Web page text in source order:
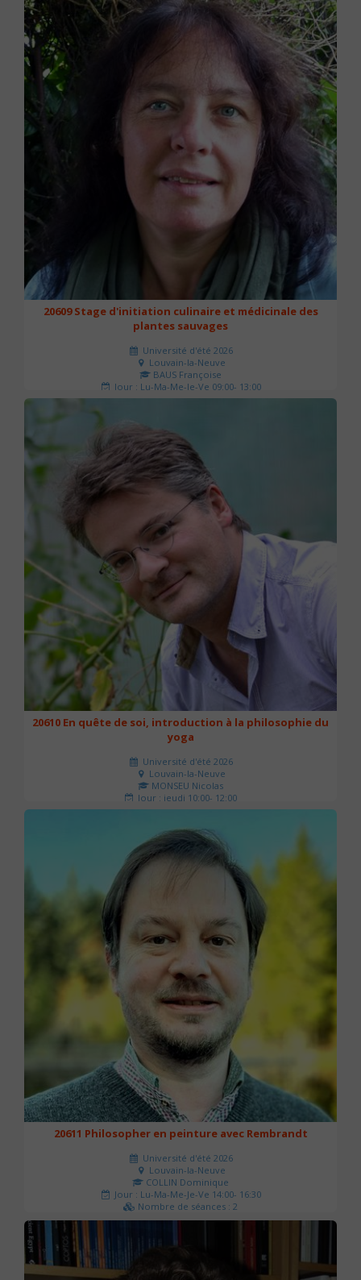
20609 Stage d'initiation culinaire et médicinale des
plantes sauvages
Université d'été 2026
Louvain-la-Neuve
BAUS Françoise
Jour : Lu-Ma-Me-Je-Ve 09:00- 13:00
Nombre de séances : 3
20610 En quête de soi, introduction à la philosophie du
yoga
Université d'été 2026
Louvain-la-Neuve
MONSEU Nicolas
Jour : jeudi 10:00- 12:00
Nombre de séances : 1
20611 Philosopher en peinture avec Rembrandt
Université d'été 2026
Louvain-la-Neuve
COLLIN Dominique
Jour : Lu-Ma-Me-Je-Ve 14:00- 16:30
Nombre de séances : 2
51 €